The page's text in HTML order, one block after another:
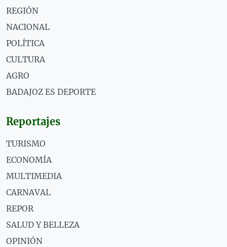
REGIÓN
NACIONAL
POLÍTICA
CULTURA
AGRO
BADAJOZ ES DEPORTE
Reportajes
TURISMO
ECONOMÍA
MULTIMEDIA
CARNAVAL
REPOR
SALUD Y BELLEZA
OPINIÓN